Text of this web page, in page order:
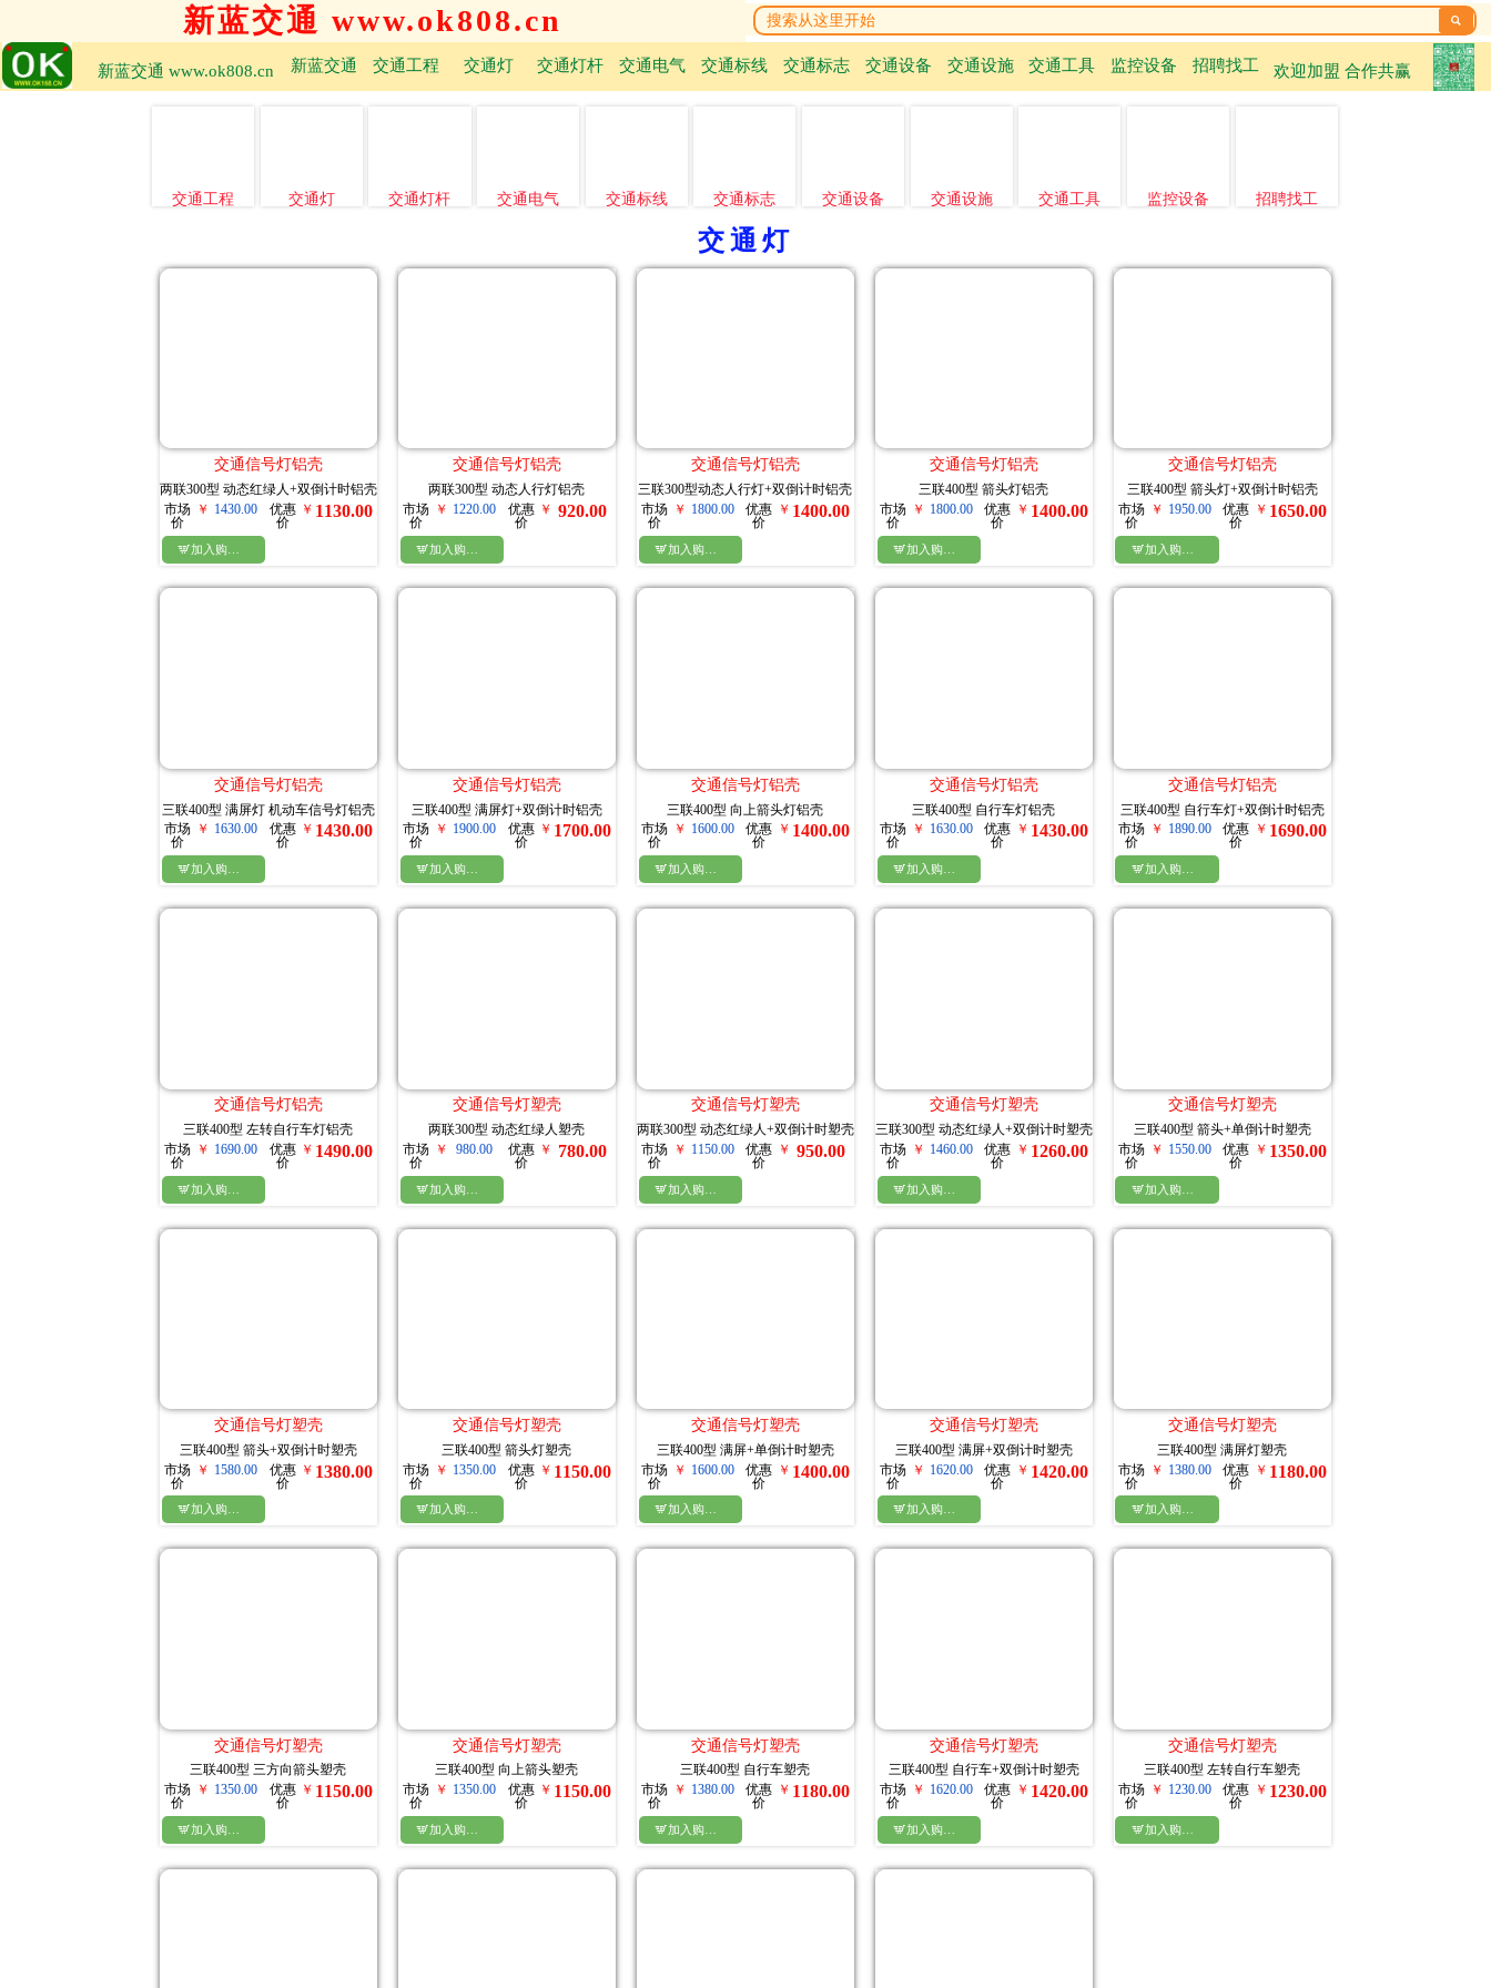
新蓝交通 www.ok808.cn 
新蓝交通 www.ok808.cn 新蓝交通 交通工程 交通灯 交通灯杆 交通电气 交通标线 交通标志 交通设备 交通设施 交通工具 监控设备 招聘找工 欢迎加盟 合作共赢
交通工程 交通灯 交通灯杆 交通电气 交通标线 交通标志 交通设备 交通设施 交通工具 监控设备 招聘找工
交通灯
交通信号灯铝壳
两联300型 动态红绿人+双倒计时铝壳
市场
价
￥ 1430.00
优惠
价
￥ 1130.00

交通信号灯铝壳
两联300型 动态人行灯铝壳
市场
价
￥ 1220.00
优惠
价
￥ 920.00

交通信号灯铝壳
三联300型动态人行灯+双倒计时铝壳
市场
价
￥ 1800.00
优惠
价
￥ 1400.00

交通信号灯铝壳
三联400型 箭头灯铝壳
市场
价
￥ 1800.00
优惠
价
￥ 1400.00

交通信号灯铝壳
三联400型 箭头灯+双倒计时铝壳
市场
价
￥ 1950.00
优惠
价
￥ 1650.00

交通信号灯铝壳
三联400型 满屏灯 机动车信号灯铝壳
市场
价
￥ 1630.00
优惠
价
￥ 1430.00

交通信号灯铝壳
三联400型 满屏灯+双倒计时铝壳
市场
价
￥ 1900.00
优惠
价
￥ 1700.00

交通信号灯铝壳
三联400型 向上箭头灯铝壳
市场
价
￥ 1600.00
优惠
价
￥ 1400.00

交通信号灯铝壳
三联400型 自行车灯铝壳
市场
价
￥ 1630.00
优惠
价
￥ 1430.00

交通信号灯铝壳
三联400型 自行车灯+双倒计时铝壳
市场
价
￥ 1890.00
优惠
价
￥ 1690.00

交通信号灯铝壳
三联400型 左转自行车灯铝壳
市场
价
￥ 1690.00
优惠
价
￥ 1490.00

交通信号灯塑壳
两联300型 动态红绿人塑壳
市场
价
￥ 980.00
优惠
价
￥ 780.00

交通信号灯塑壳
两联300型 动态红绿人+双倒计时塑壳
市场
价
￥ 1150.00
优惠
价
￥ 950.00

交通信号灯塑壳
三联300型 动态红绿人+双倒计时塑壳
市场
价
￥ 1460.00
优惠
价
￥ 1260.00

交通信号灯塑壳
三联400型 箭头+单倒计时塑壳
市场
价
￥ 1550.00
优惠
价
￥ 1350.00

交通信号灯塑壳
三联400型 箭头+双倒计时塑壳
市场
价
￥ 1580.00
优惠
价
￥ 1380.00
 加入购物车
交通信号灯塑壳
三联400型 箭头灯塑壳
市场
价
￥ 1350.00
优惠
价
￥ 1150.00
 加入购物车
交通信号灯塑壳
三联400型 满屏+单倒计时塑壳
市场
价
￥ 1600.00
优惠
价
￥ 1400.00
 加入购物车
交通信号灯塑壳
三联400型 满屏+双倒计时塑壳
市场
价
￥ 1620.00
优惠
价
￥ 1420.00
 加入购物车
交通信号灯塑壳
三联400型 满屏灯塑壳
市场
价
￥ 1380.00
优惠
价
￥ 1180.00
 加入购物车
交通信号灯塑壳
三联400型 三方向箭头塑壳
市场
价
￥ 1350.00
优惠
价
￥ 1150.00

交通信号灯塑壳
三联400型 向上箭头塑壳
市场
价
￥ 1350.00
优惠
价
￥ 1150.00

交通信号灯塑壳
三联400型 自行车塑壳
市场
价
￥ 1380.00
优惠
价
￥ 1180.00

交通信号灯塑壳
三联400型 自行车+双倒计时塑壳
市场
价
￥ 1620.00
优惠
价
￥ 1420.00

交通信号灯塑壳
三联400型 左转自行车塑壳
市场
价
￥ 1230.00
优惠
价
￥ 1230.00
